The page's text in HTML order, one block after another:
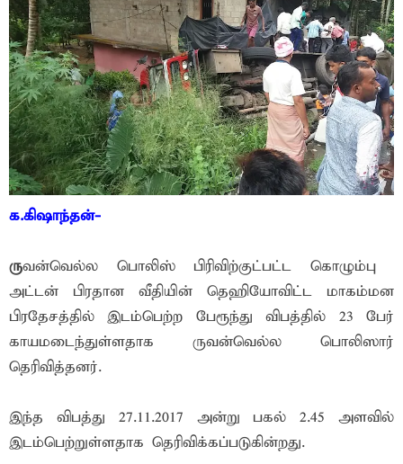
க.கிஷாந்தன்-
ருவன்வெல்ல பொலிஸ் பிரிவிற்குட்பட்ட கொழும்பு –
அட்டன் பிரதான வீதியின் தெஹியோவிட்ட மாகம்மன
பிரதேசத்தில் இடம்பெற்ற பேரூந்து விபத்தில் 23 பேர்
காயமடைந்துள்ளதாக ருவன்வெல்ல பொலிஸார்
தெரிவித்தனர்.
இந்த விபத்து 27.11.2017 அன்று பகல் 2.45 அளவில்
இடம்பெற்றுள்ளதாக தெரிவிக்கப்படுகின்றது.